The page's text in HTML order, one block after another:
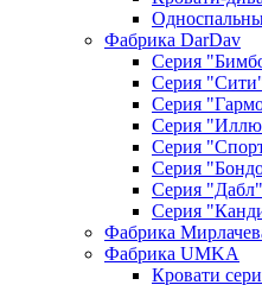
Фабрика DarDav
Серия
Серия
Серия
Серия
Серия
Серия
Серия "Дабл"
Серия
Фабрика
Фабрика UMKA
Кровати